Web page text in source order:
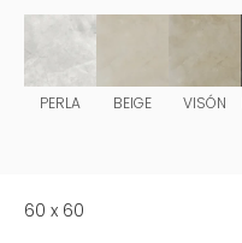
PERLA BEIGE VISÓN
60 x 60